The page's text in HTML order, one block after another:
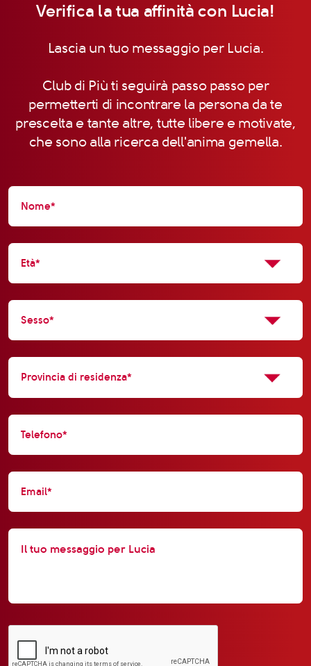
Verifica la tua affinità con Lucia!
Lascia un tuo messaggio per Lucia.
Club di Più ti seguirà passo passo per
permetterti di incontrare la persona da te
prescelta e tante altre, tutte libere e motivate,
che sono alla ricerca dell'anima gemella.